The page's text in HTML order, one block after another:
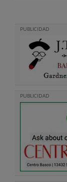
PUBLICIDAD
PUBLICIDAD